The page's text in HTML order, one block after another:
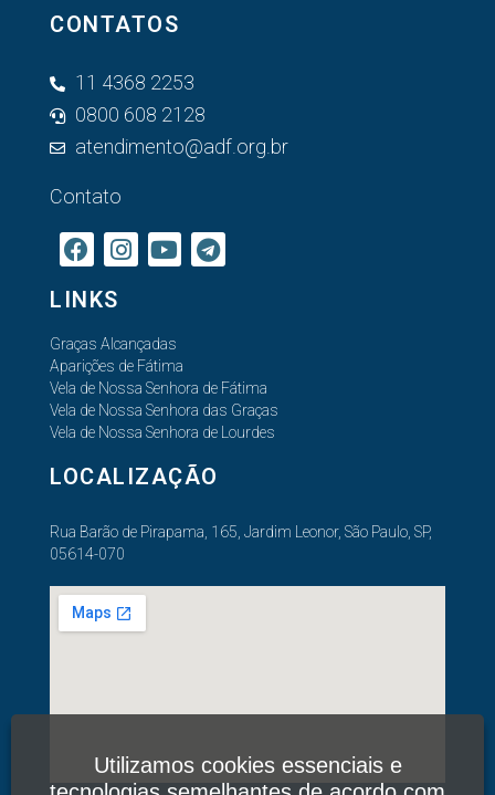
CONTATOS
11 4368 2253
0800 608 2128
atendimento@adf.org.br
Contato
LINKS
Graças Alcançadas
Aparições de Fátima
Vela de Nossa Senhora de Fátima
Vela de Nossa Senhora das Graças
Vela de Nossa Senhora de Lourdes
LOCALIZAÇÃO
Rua Barão de Pirapama, 165, Jardim Leonor, São Paulo, SP,
05614-070
Utilizamos cookies essenciais e